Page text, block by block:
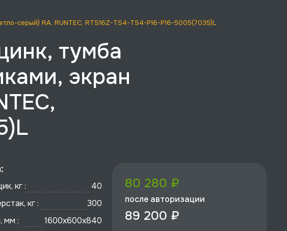
серый) RA, RUNTEC, RTS16Z-TS4-TS4-P16-P16-5005(7035)L
тумба
экран
кг :
40
кг :
300
мм :
1600x600х840
80 280 ₽
после авторизации
89 200 ₽